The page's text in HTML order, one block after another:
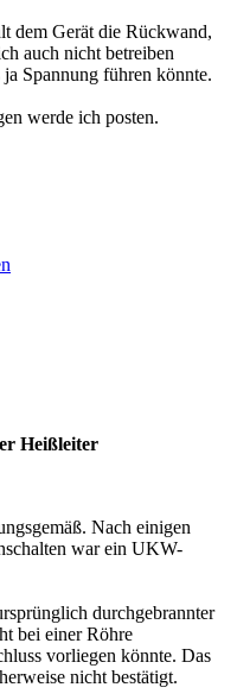
dem Gerät die Rückwand,
auch nicht betreiben
Spannung führen könnte.
werde ich posten.
Heißleiter
Nach einigen
war ein UKW-
durchgebrannter
bei einer Röhre
vorliegen könnte. Das
nicht bestätigt.